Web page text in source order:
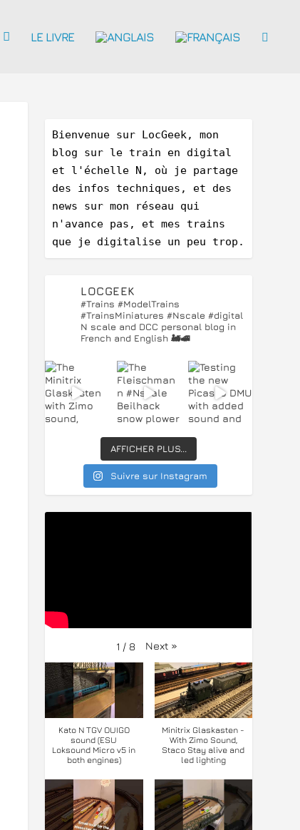
LE LIVRE
Bienvenue sur LocGeek, mon
blog sur le train en digital
et l'échelle N, où je partage
des infos techniques, et des
news sur mon réseau qui
n'avance pas, et mes trains
que je digitalise un peu trop.
LOCGEEK
#Trains #ModelTrains
#TrainsMiniatures #Nscale #digital
N scale and DCC personal blog in
French and English 🚂🚅
AFFICHER PLUS...
Suivre sur Instagram
1 / 8 Next »
Kato N TGV OUIGO
sound (ESU
Loksound Micro v5 in
both engines)
Minitrix Glaskasten -
With Zimo Sound,
Staco Stay alive and
led lighting